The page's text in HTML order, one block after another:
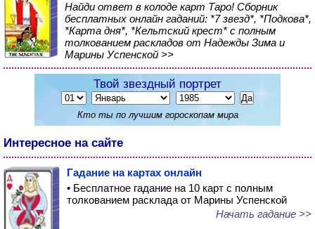
Найди ответ в колоде карт Таро! Сборник
бесплатных онлайн гаданий: *7 звезд*, *Подкова*,
*Карта дня*, *Кельтский крест* с полным
толкованием раскладов от Надежды Зима и
Марины Успенской >>
Твой звездный портрет
Кто ты по лучшим гороскопам мира
Интересное на сайте
Гадание на картах онлайн
• Бесплатное гадание на 10 карт с полным
толкованием расклада от Марины Успенской
Начать гадание >>